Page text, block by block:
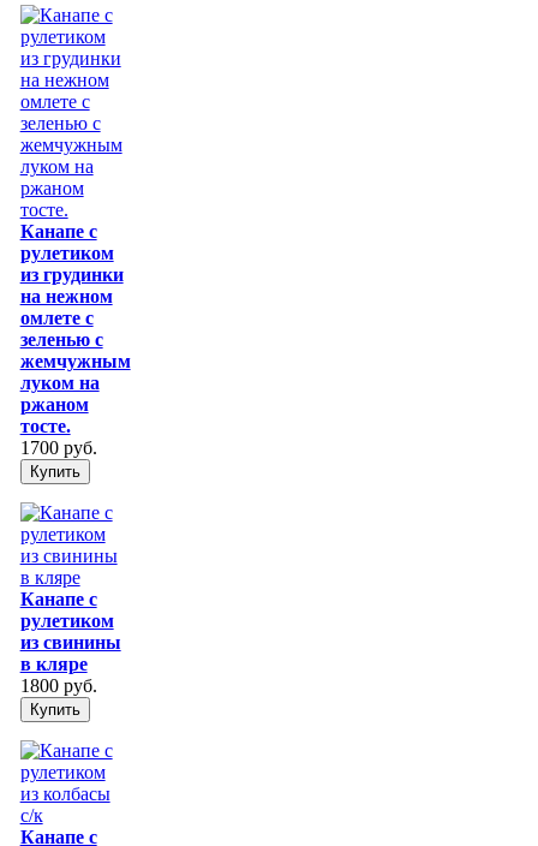
Канапе с
рулетиком
из грудинки
на нежном
омлете с
зеленью с
жемчужным
луком на
ржаном
тосте.
1700 руб.
Купить
Канапе с
рулетиком
из свинины
в кляре
1800 руб.
Купить
Канапе с